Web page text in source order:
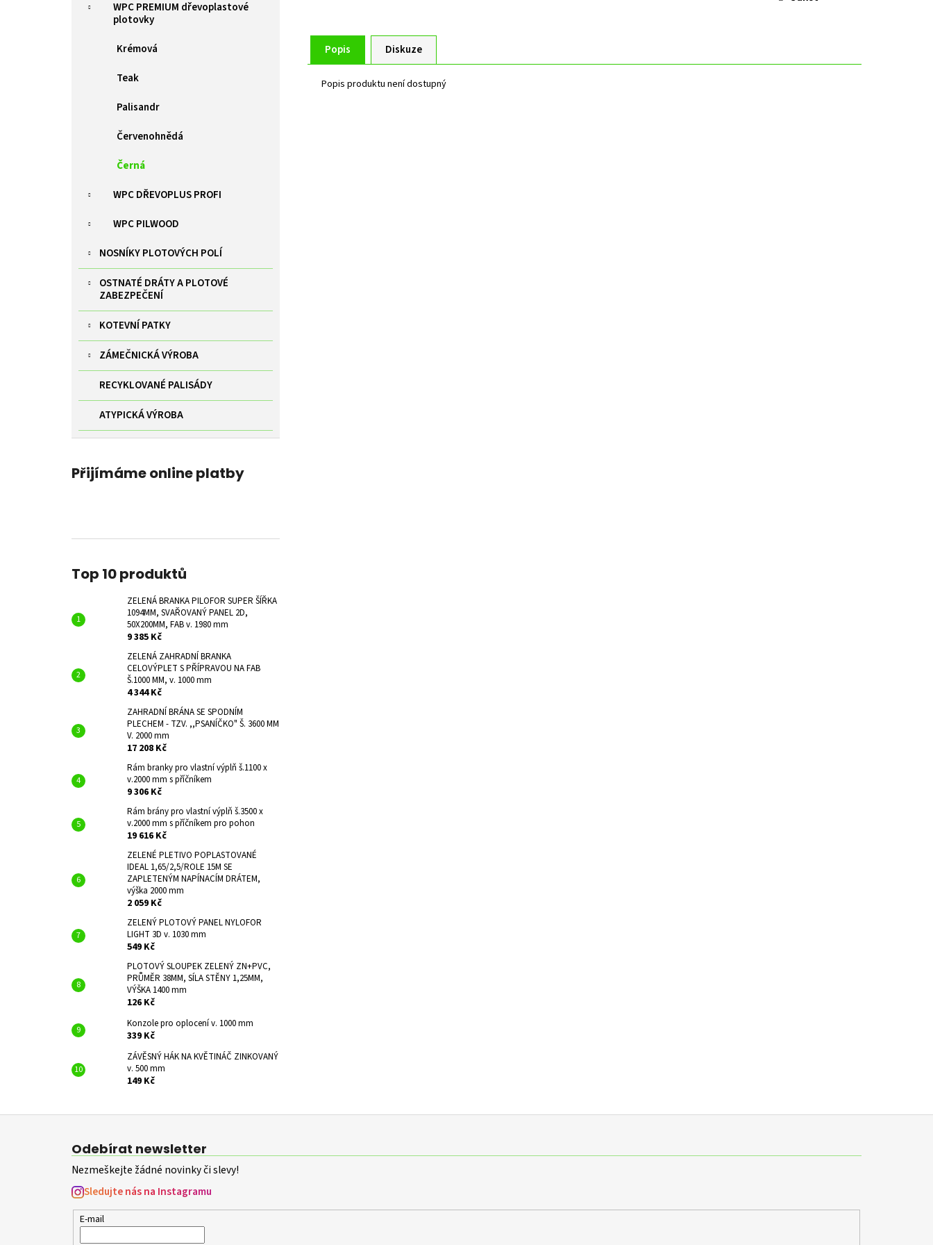
WPC PREMIUM dřevoplastové
plotovky
Krémová
Teak
Palisandr
Červenohnědá
Černá
WPC DŘEVOPLUS PROFI
WPC PILWOOD
NOSNÍKY PLOTOVÝCH POLÍ
OSTNATÉ DRÁTY A PLOTOVÉ
ZABEZPEČENÍ
KOTEVNÍ PATKY
ZÁMEČNICKÁ VÝROBA
RECYKLOVANÉ PALISÁDY
ATYPICKÁ VÝROBA
Přijímáme online platby
Top 10 produktů
ZELENÁ BRANKA PILOFOR SUPER ŠÍŘKA
1094MM, SVAŘOVANÝ PANEL 2D,
50X200MM, FAB v. 1980 mm
9 385 Kč
ZELENÁ ZAHRADNÍ BRANKA
CELOVÝPLET S PŘÍPRAVOU NA FAB
Š.1000 MM, v. 1000 mm
4 344 Kč
ZAHRADNÍ BRÁNA SE SPODNÍM
PLECHEM - TZV. ,,PSANÍČKO" Š. 3600 MM
V. 2000 mm
17 208 Kč
Rám branky pro vlastní výplň š.1100 x
v.2000 mm s příčníkem
9 306 Kč
Rám brány pro vlastní výplň š.3500 x
v.2000 mm s příčníkem pro pohon
19 616 Kč
ZELENÉ PLETIVO POPLASTOVANÉ
IDEAL 1,65/2,5/ROLE 15M SE
ZAPLETENÝM NAPÍNACÍM DRÁTEM,
výška 2000 mm
2 059 Kč
ZELENÝ PLOTOVÝ PANEL NYLOFOR
LIGHT 3D v. 1030 mm
549 Kč
PLOTOVÝ SLOUPEK ZELENÝ ZN+PVC,
PRŮMĚR 38MM, SÍLA STĚNY 1,25MM,
VÝŠKA 1400 mm
126 Kč
Konzole pro oplocení v. 1000 mm
339 Kč
ZÁVĚSNÝ HÁK NA KVĚTINÁČ ZINKOVANÝ
v. 500 mm
149 Kč
Popis Diskuze
Popis produktu není dostupný
Z
Odebírat newsletter
Nezmeškejte žádné novinky či slevy!
Sledujte nás na Instagramu
E-mail